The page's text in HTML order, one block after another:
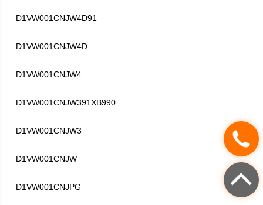
D1VW001CNJW4D91
D1VW001CNJW4D
D1VW001CNJW4
D1VW001CNJW391XB990
D1VW001CNJW3
D1VW001CNJW
D1VW001CNJPG